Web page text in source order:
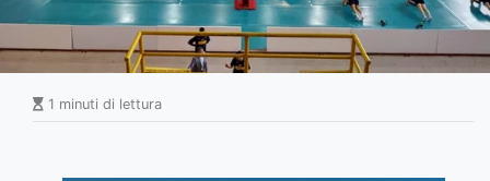
1 minuti di lettura